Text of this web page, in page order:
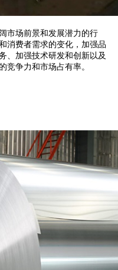
场前景和发展潜力的行
消费者需求的变化，加强品
、加强技术研发和创新以及
竞争力和市场占有率。